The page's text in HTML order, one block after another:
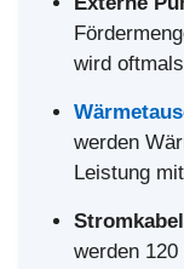
wird
werden
Leistung
werden 120